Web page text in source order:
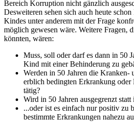
Bereich Korruption nicht gänzlich
Desweiteren sehen sich auch heute
Kindes unter anderem mit der Frage
möglich gewesen wäre. Weitere Fragen,
könnten, wären:
Muss, soll oder darf es dann in 50
Kind mit einer Behinderung zu
Werden in 50 Jahren die Kranken-
erblich bedingten Erkrankung
tätig?
Wird in 50 Jahren ausgegrenzt
...oder ist es einfach nur positiv zu
bestimmte Erkrankungen nahezu